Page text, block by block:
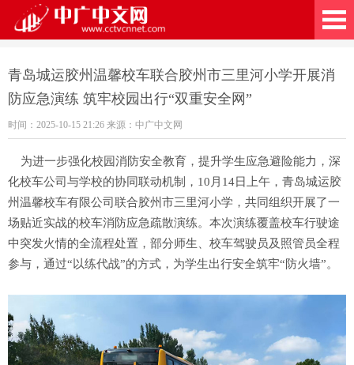
青岛城运胶州温馨校车联合胶州市三里河小学开展消
防应急演练 筑牢校园出行“双重安全网”
时间：2025-10-15 21:26 来源：中广中文网
为进一步强化校园消防安全教育，提升学生应急避险能力，深
化校车公司与学校的协同联动机制，10月14日上午，青岛城运胶
州温馨校车有限公司联合胶州市三里河小学，共同组织开展了一
场贴近实战的校车消防应急疏散演练。本次演练覆盖校车行驶途
中突发火情的全流程处置，部分师生、校车驾驶员及照管员全程
参与，通过“以练代战”的方式，为学生出行安全筑牢“防火墙”。